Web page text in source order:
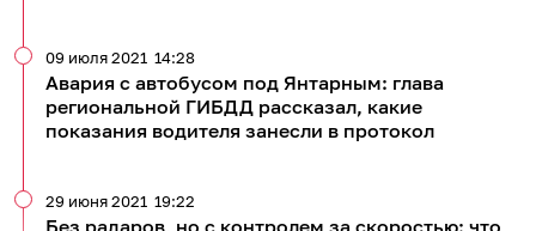
Авария с автобусом под Янтарным: глава
региональной ГИБДД рассказал, какие
показания водителя занесли в протокол
09 июля 2021 14:28
Без радаров, но с контролем за скоростью: что
29 июня 2021 19:22